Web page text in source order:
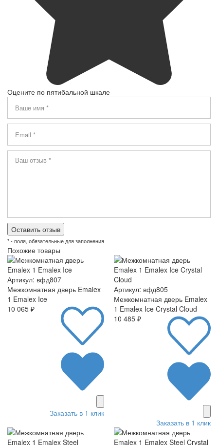
Оцените по пятибальной шкале
* - поля, обязательные для заполнения
Похожие товары
Артикул: вфд807
Межкомнатная дверь Emalex
1 Emalex Ice
10 065 ₽
Заказать в 1 клик
Артикул: вфд805
Межкомнатная дверь Emalex
1 Emalex Ice Crystal Cloud
10 485 ₽
Заказать в 1 клик